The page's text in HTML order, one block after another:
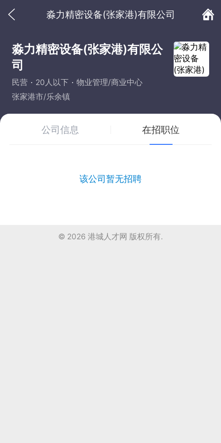
淼力精密设备(张家港)有限公司
淼力精密设备(张家港)有限公
司
民营 20人以下
物业管理/商业中心
张家港市/乐余镇
公司信息 在招职位
该公司暂无招聘
© 2026 港城人才网 版权所有.